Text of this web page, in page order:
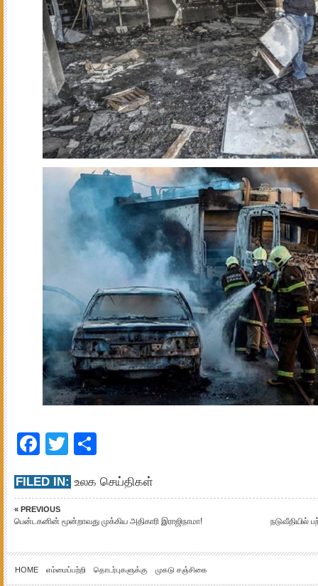
Facebook
Twitter
FILED IN: உலக செய்திகள்
« PREVIOUS
பென்டகனின் மூன்றாவது முக்கிய அதிகாரி இராஜிநாமா! நடுவீதியில்
HOME எம்மைப்பற்றி தொடர்புகளுக்கு முகடு சஞ்சிகை